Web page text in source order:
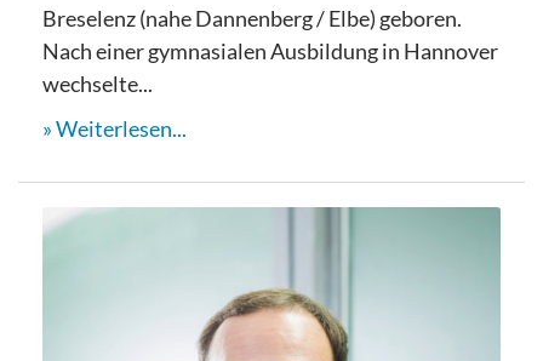
Breselenz (nahe Dannenberg / Elbe) geboren.
Nach einer gymnasialen Ausbildung in Hannover
wechselte...
Weiterlesen...